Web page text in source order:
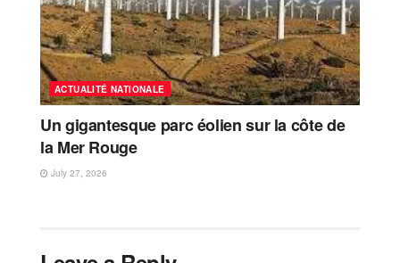
ACTUALITÉ NATIONALE
Un gigantesque parc éolien sur la côte de
la Mer Rouge
July 27, 2026